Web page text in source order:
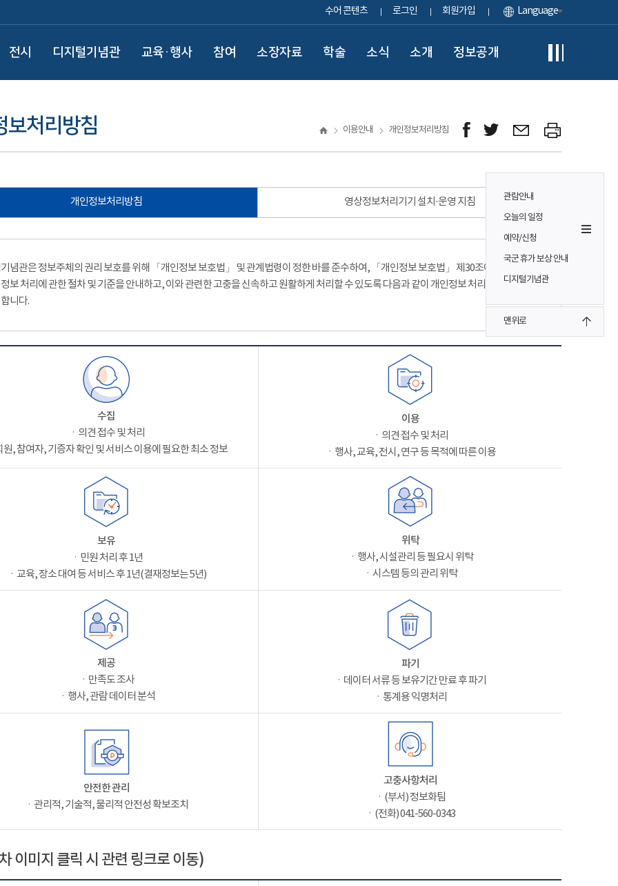
수어 콘텐츠 로그인 회원가입 Language
전시 디지털기념관 교육·행사 참여 소장자료 학술 소식 소개 정보공개
관람안내
오늘의 일정
예약/신청
국군 휴가 보상 안내
디지털기념관
맨위로
보처리방침 이용안내 개인정보처리방침
개인정보처리방침 영상정보처리기기 설치·운영 지침
념관은 정보주체의 권리 보호를 위해 「개인정보 보호법」 및 관계법령이 정한 바를 준수하여, 「개인정보 보호법」 제30조에 따라
보 처리에 관한 절차 및 기준을 안내하고, 이와 관련한 고충을 신속하고 원활하게 처리할 수 있도록 다음과 같이 개인정보 처리방침을
니다.
수집
ㆍ의견 접수 및 처리
원, 참여자, 기증자 확인 및 서비스 이용에 필요한 최소 정보
이용
ㆍ의견 접수 및 처리
ㆍ행사, 교육, 전시, 연구 등 목적에 따른 이용
보유
ㆍ민원 처리 후 1년
ㆍ교육, 장소 대여 등 서비스 후 1년(결재정보는 5년)
위탁
ㆍ행사, 시설관리 등 필요시 위탁
ㆍ시스템 등의 관리 위탁
제공
ㆍ만족도 조사
ㆍ행사, 관람 데이터 분석
파기
ㆍ데이터 서류 등 보유기간 만료 후 파기
ㆍ통계용 익명처리
안전한 관리
ㆍ관리적, 기술적, 물리적 안전성 확보조치
고충사항처리
ㆍ(부서) 정보화팀
ㆍ(전화) 041-560-0343
이미지 클릭 시 관련 링크로 이동)